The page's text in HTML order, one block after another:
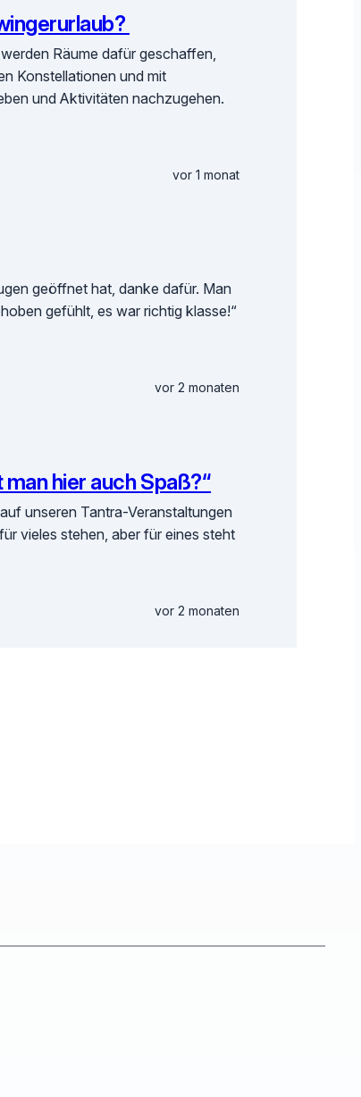
Räume dafür geschaffen,
Konstellationen und mit
und Aktivitäten nachzugehen.
vor 1 monat
geöffnet hat, danke dafür. Man
gefühlt, es war richtig klasse!“
vor 2 monaten
hier auch Spaß?“
unseren Tantra-Veranstaltungen
vieles stehen, aber für eines steht
vor 2 monaten